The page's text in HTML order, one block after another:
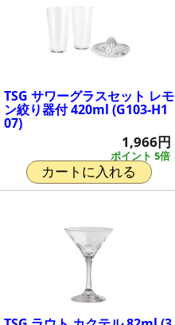
TSG サワーグラスセット レモ
ン絞り器付 420ml (G103-H1
07)
ポイント 5倍
1,966円
カートに入れる